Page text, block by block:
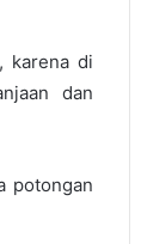
karena di
dan
potongan